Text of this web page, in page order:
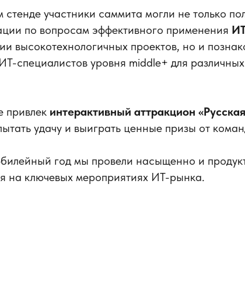
участники саммита могли не только
по вопросам эффективного применения
высокотехнологичных проектов, но и
специалистов уровня middle+ для
привлек интерактивный аттракцион
удачу и выиграть ценные призы от
год мы провели насыщенно и
на ключевых мероприятиях ИТ-рынка.